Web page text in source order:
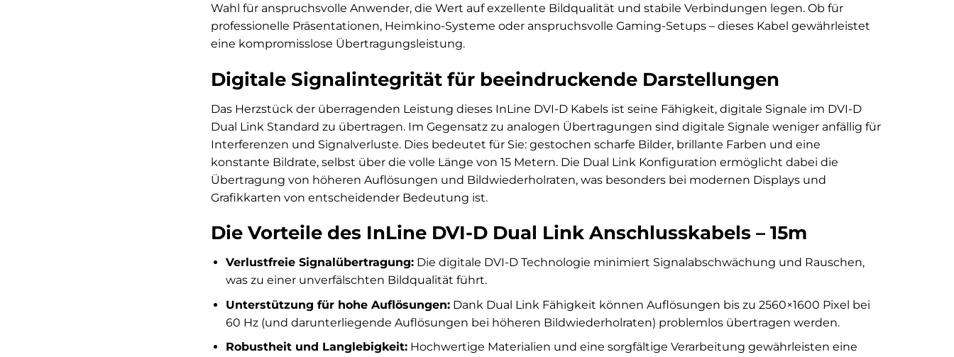
Wahl für anspruchsvolle Anwender, die Wert auf exzellente Bildqualität und stabile Verbindungen legen. Ob für
professionelle Präsentationen, Heimkino-Systeme oder anspruchsvolle Gaming-Setups – dieses Kabel gewährleistet
eine kompromisslose Übertragungsleistung.
Digitale Signalintegrität für beeindruckende Darstellungen
Das Herzstück der überragenden Leistung dieses InLine DVI-D Kabels ist seine Fähigkeit, digitale Signale im DVI-D
Dual Link Standard zu übertragen. Im Gegensatz zu analogen Übertragungen sind digitale Signale weniger anfällig für
Interferenzen und Signalverluste. Dies bedeutet für Sie: gestochen scharfe Bilder, brillante Farben und eine
konstante Bildrate, selbst über die volle Länge von 15 Metern. Die Dual Link Konfiguration ermöglicht dabei die
Übertragung von höheren Auflösungen und Bildwiederholraten, was besonders bei modernen Displays und
Grafikkarten von entscheidender Bedeutung ist.
Die Vorteile des InLine DVI-D Dual Link Anschlusskabels – 15m
Verlustfreie Signalübertragung:Die digitale DVI-D Technologie minimiert Signalabschwächung und Rauschen,
was zu einer unverfälschten Bildqualität führt.
Unterstützung für hohe Auflösungen:Dank Dual Link Fähigkeit können Auflösungen bis zu 2560×1600 Pixel bei
60 Hz (und darunterliegende Auflösungen bei höheren Bildwiederholraten) problemlos übertragen werden.
Robustheit und Langlebigkeit:Hochwertige Materialien und eine sorgfältige Verarbeitung gewährleisten eine